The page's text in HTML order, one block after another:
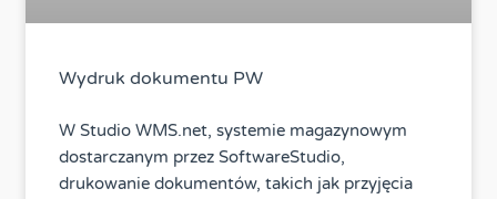
Wydruk dokumentu PW
W Studio WMS.net, systemie magazynowym
dostarczanym przez SoftwareStudio,
drukowanie dokumentów, takich jak przyjęcia